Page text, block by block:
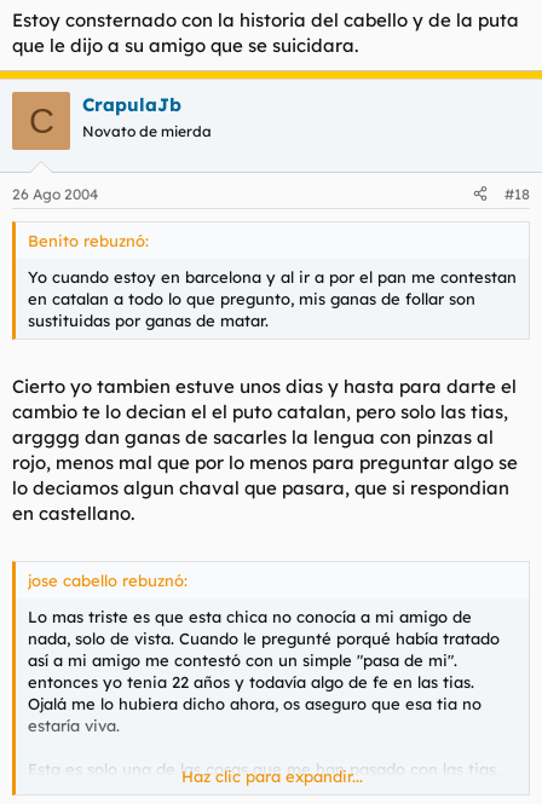
Estoy consternado con la historia del cabello y de la puta
que le dijo a su amigo que se suicidara.
C CrapulaJb
Novato de mierda
26 Ago 2004 #18
Benito rebuznó:
Yo cuando estoy en barcelona y al ir a por el pan me contestan
en catalan a todo lo que pregunto, mis ganas de follar son
sustituidas por ganas de matar.
Cierto yo tambien estuve unos dias y hasta para darte el
cambio te lo decian el el puto catalan, pero solo las tias,
argggg dan ganas de sacarles la lengua con pinzas al
rojo, menos mal que por lo menos para preguntar algo se
lo deciamos algun chaval que pasara, que si respondian
en castellano.
jose cabello rebuznó:
Lo mas triste es que esta chica no conocía a mi amigo de
nada, solo de vista. Cuando le pregunté porqué había tratado
así a mi amigo me contestó con un simple "pasa de mi".
entonces yo tenia 22 años y todavía algo de fe en las tias.
Ojalá me lo hubiera dicho ahora, os aseguro que esa tia no
estaría viva.
Esta es solo una de las cosas que me han pasado con las tias,
pero vamos que si tuviera que contarlas todas la capacidad de
Haz clic para expandir...